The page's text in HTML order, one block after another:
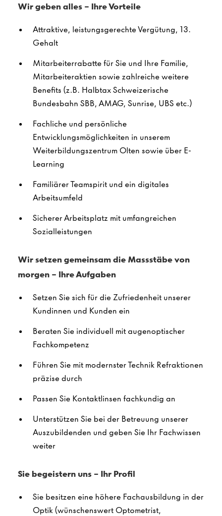
Wir geben alles – Ihre Vorteile
Attraktive, leistungsgerechte Vergütung, 13.
Gehalt
Mitarbeiterrabatte für Sie und Ihre Familie,
Mitarbeiteraktien sowie zahlreiche weitere
Benefits (z.B. Halbtax Schweizerische
Bundesbahn SBB, AMAG, Sunrise, UBS etc.​)
Fachliche und persönliche
Entwicklungsmöglichkeiten in unserem
Weiterbildungszentrum Olten sowie über E-
Learning
Familiärer Teamspirit und ein digitales
Arbeitsumfeld
Sicherer Arbeitsplatz mit umfangreichen
Sozialleistungen
Wir setzen gemeinsam die Massstäbe von
morgen – Ihre Aufgaben
Setzen Sie sich für die Zufriedenheit unserer
Kundinnen und Kunden ein
Beraten Sie individuell mit augenoptischer
Fachkompetenz
Führen Sie mit modernster Technik Refraktionen
präzise durch
Passen Sie Kontaktlinsen fachkundig an
Unterstützen Sie bei der Betreuung unserer
Auszubildenden und geben Sie Ihr Fachwissen
weiter
Sie begeistern uns – Ihr Profil
Sie besitzen eine höhere Fachausbildung in der
Optik (wünschenswert Optometrist,